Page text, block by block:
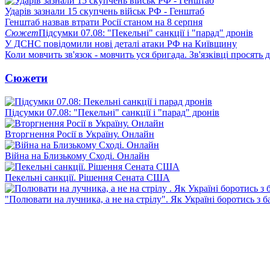
Ударів зазнали 15 скупчень військ РФ - Генштаб
Генштаб назвав втрати Росії станом на 8 серпня
СюжетПідсумки 07.08: "Пекельні" санкції і "парад" дронів
У ДСНС повідомили нові деталі атаки РФ на Київщину
Коли мовчить зв'язок - мовчить уся бригада. Зв'язківці просять
Сюжети
Підсумки 07.08: "Пекельні" санкції і "парад" дронів
Вторгнення Росії в Україну. Онлайн
Війна на Близькому Сході. Онлайн
Пекельні санкції. Рішення Сената США
"Полювати на лучника, а не на стрілу". Як Україні боротись з